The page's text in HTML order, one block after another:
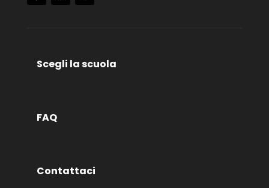
Scegli la scuola
FAQ
Contattaci